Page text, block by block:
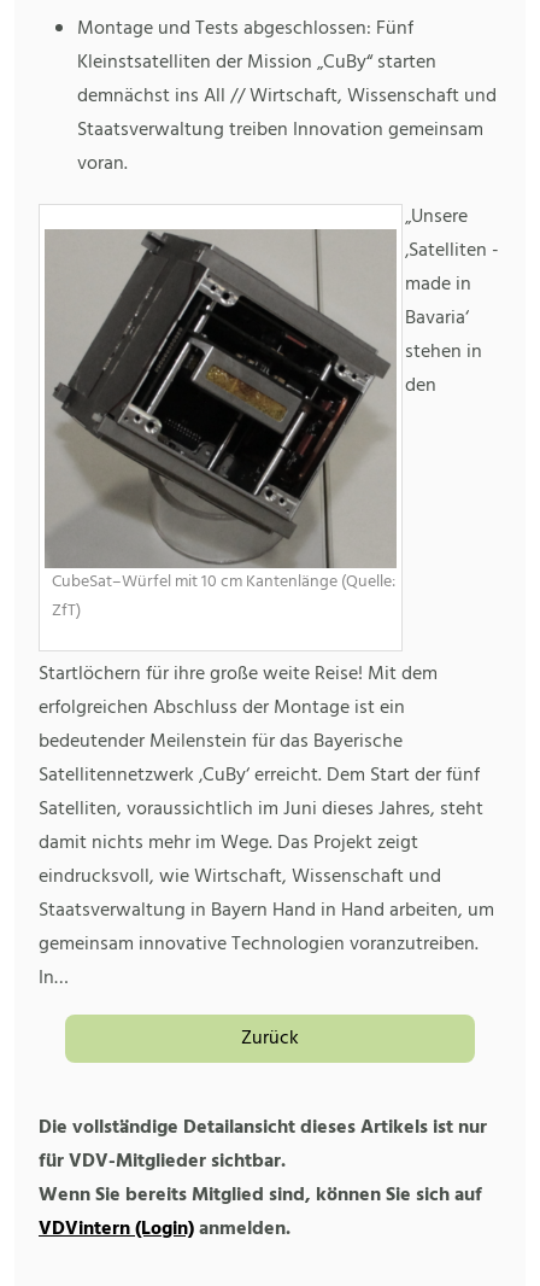
Montage und Tests abgeschlossen: Fünf
Kleinstsatelliten der Mission „CuBy“ starten
demnächst ins All // Wirtschaft, Wissenschaft und
Staatsverwaltung treiben Innovation gemeinsam
voran.
CubeSat–Würfel mit 10 cm Kantenlänge (Quelle:
ZfT)
„Unsere
‚Satelliten -
made in
Bavaria‘
stehen in
den
Startlöchern für ihre große weite Reise! Mit dem
erfolgreichen Abschluss der Montage ist ein
bedeutender Meilenstein für das Bayerische
Satellitennetzwerk ‚CuBy‘ erreicht. Dem Start der fünf
Satelliten, voraussichtlich im Juni dieses Jahres, steht
damit nichts mehr im Wege. Das Projekt zeigt
eindrucksvoll, wie Wirtschaft, Wissenschaft und
Staatsverwaltung in Bayern Hand in Hand arbeiten, um
gemeinsam innovative Technologien voranzutreiben.
In…
Zurück
Die vollständige Detailansicht dieses Artikels ist nur
für VDV-Mitglieder sichtbar.
Wenn Sie bereits Mitglied sind, können Sie sich auf
VDVintern (Login)anmelden.